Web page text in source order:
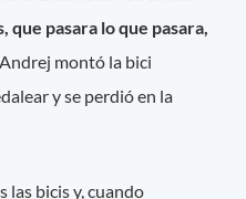
que pasara lo que pasara,
montó la bici
y se perdió en la
bicis y, cuando